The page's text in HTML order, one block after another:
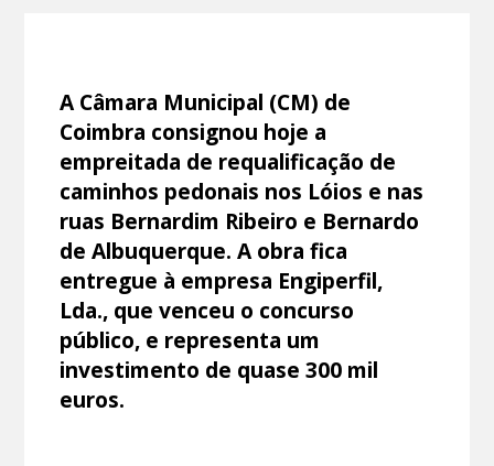
A Câmara Municipal (CM) de
Coimbra consignou hoje a
empreitada de requalificação de
caminhos pedonais nos Lóios e nas
ruas Bernardim Ribeiro e Bernardo
de Albuquerque. A obra fica
entregue à empresa Engiperfil,
Lda., que venceu o concurso
público, e representa um
investimento de quase 300 mil
euros.